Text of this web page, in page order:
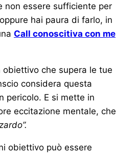
non essere sufficiente per
hai paura di farlo, in
Call conoscitiva con me
obiettivo che supera le tue
considera questa
pericolo. E si mette in
eccitazione mentale, che
obiettivo può essere